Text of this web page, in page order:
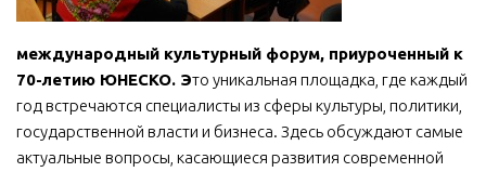
МБОУ ДО «Детская школа искусств»
МБОУ ДО «Детская музыкальная школа»
МБУК «Искитимский городской историко-художественный
музей»
международный культурный форум, приуроченный к
70-летию ЮНЕСКО. Это уникальная площадка, где каждый
год встречаются специалисты из сферы культуры, политики,
государственной власти и бизнеса. Здесь обсуждают самые
актуальные вопросы, касающиеся развития современной